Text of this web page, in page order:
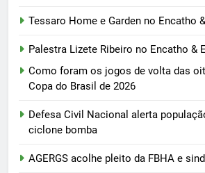
Tessaro Home e Garden no Encatho
Palestra Lizete Ribeiro no Encatho &
Como foram os jogos de volta das
Copa do Brasil de 2026
Defesa Civil Nacional alerta
ciclone bomba
AGERGS acolhe pleito da FBHA e